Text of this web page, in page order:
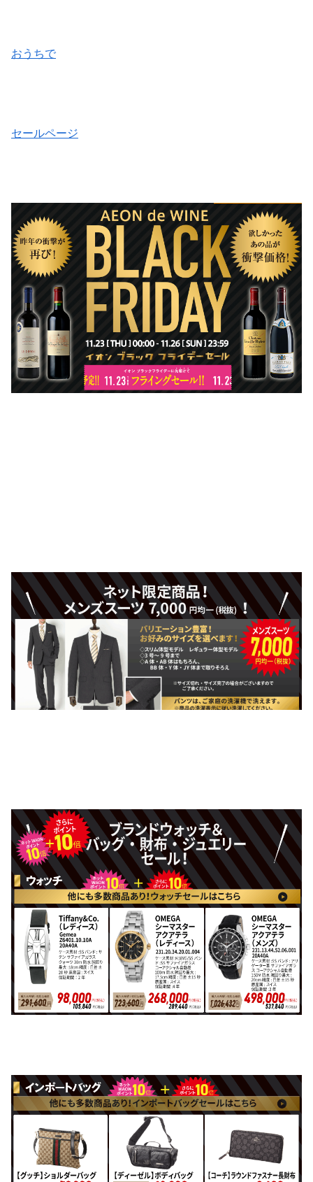
おうちで
セールページ